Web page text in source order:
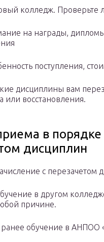
колледж. Проверьте
на награды,
поступления,
дисциплины вам
или восстановления.
в
дисциплин
с
в другом
причине.
обучение в АНПОО